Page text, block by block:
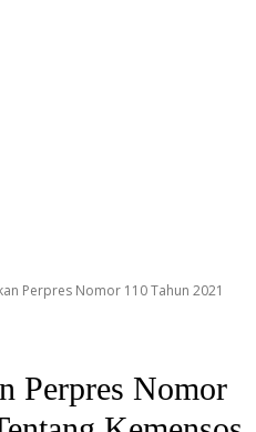
Perpres Nomor 110 Tahun 2021
Perpres Nomor